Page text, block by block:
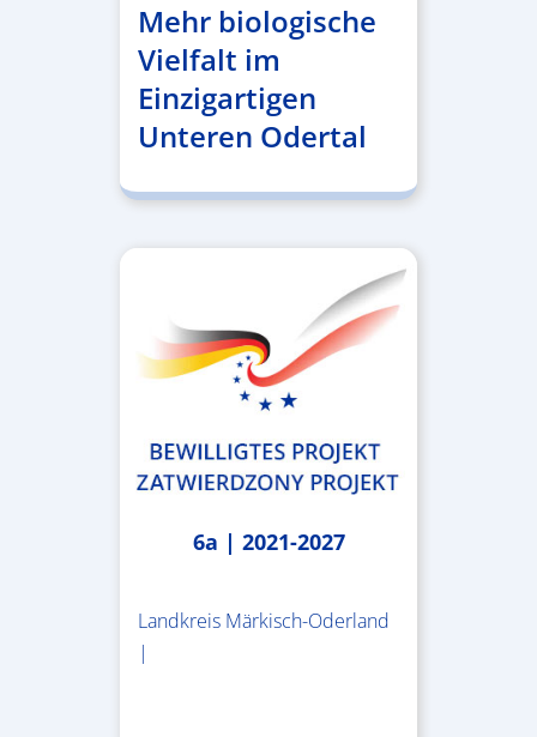
Mehr biologische
Vielfalt im
Einzigartigen
Unteren Odertal
6a | 2021-2027
Landkreis Märkisch-Oderland
|